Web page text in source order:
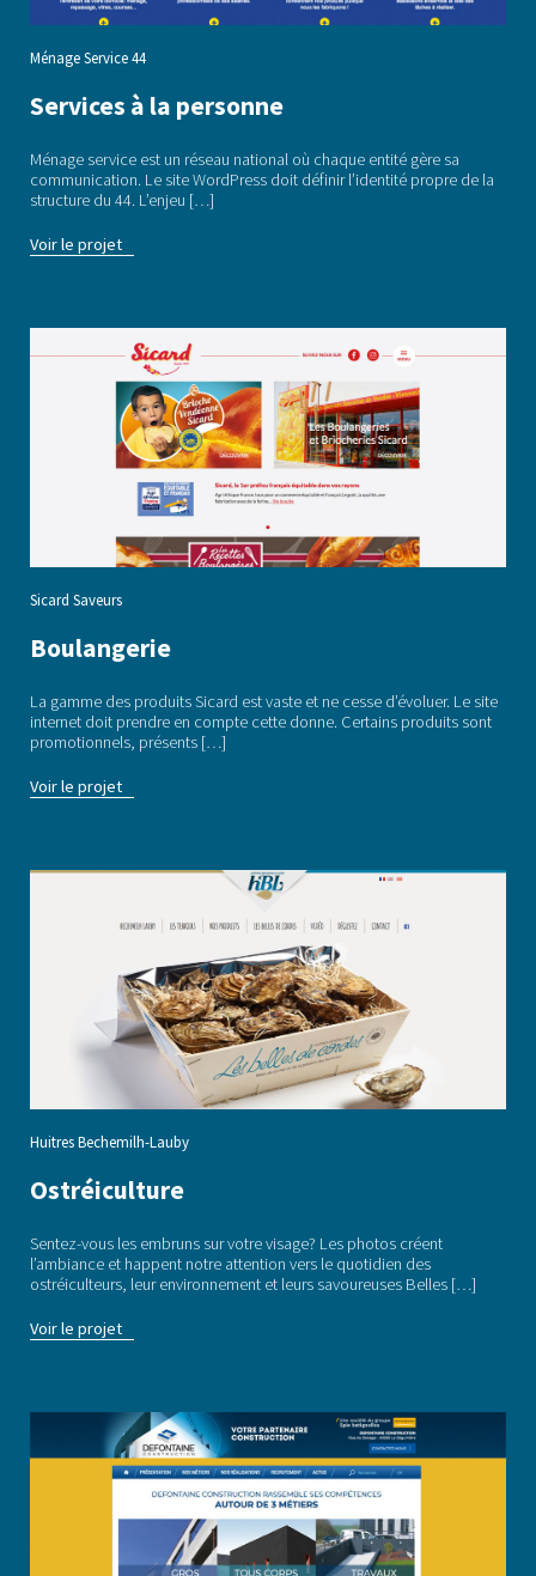
Ménage Service 44
Services à la personne
Ménage service est un réseau national où chaque entité gère sa
communication. Le site WordPress doit définir l’identité propre de la
structure du 44. L’enjeu […]
Voir le projet
Sicard Saveurs
Boulangerie
La gamme des produits Sicard est vaste et ne cesse d’évoluer. Le site
internet doit prendre en compte cette donne. Certains produits sont
promotionnels, présents […]
Voir le projet
Huitres Bechemilh-Lauby
Ostréiculture
Sentez-vous les embruns sur votre visage? Les photos créent
l’ambiance et happent notre attention vers le quotidien des
ostréiculteurs, leur environnement et leurs savoureuses Belles […]
Voir le projet